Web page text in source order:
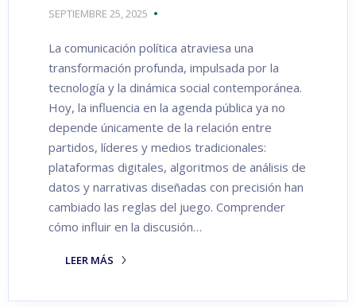
SEPTIEMBRE 25, 2025
La comunicación política atraviesa una
transformación profunda, impulsada por la
tecnología y la dinámica social contemporánea.
Hoy, la influencia en la agenda pública ya no
depende únicamente de la relación entre
partidos, líderes y medios tradicionales:
plataformas digitales, algoritmos de análisis de
datos y narrativas diseñadas con precisión han
cambiado las reglas del juego. Comprender
cómo influir en la discusión…
LEER MÁS